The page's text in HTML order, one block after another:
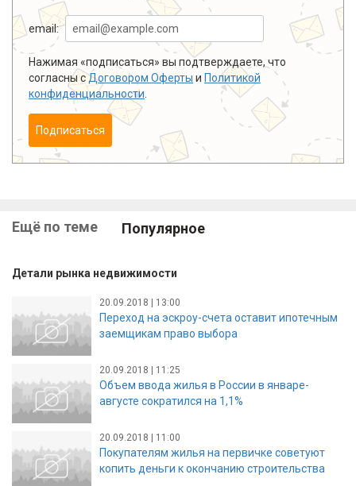
email:
Нажимая «подписаться» вы подтверждаете, что
согласны сДоговором Оферты и Политикой
конфиденциальности
Подписаться
Ещё по теме Популярное
Детали рынка недвижимости
20.09.2018 | 13:00
Переход на эскроу-счета оставит ипотечным
заемщикам право выбора
20.09.2018 | 11:25
Объем ввода жилья в России в январе-
августе сократился на 1,1%
20.09.2018 | 11:00
Покупателям жилья на первичке советуют
копить деньги к окончанию строительства